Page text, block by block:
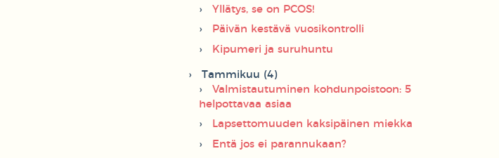
Yllätys, se on PCOS!
Päivän kestävä vuosikontrolli
Kipumeri ja suruhuntu
Tammikuu (4)
Valmistautuminen kohdunpoistoon: 5
helpottavaa asiaa
Lapsettomuuden kaksipäinen miekka
Entä jos ei parannukaan?